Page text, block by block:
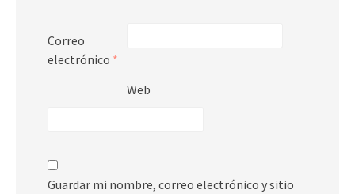
Correo
electrónico *
Web
Guardar mi nombre, correo electrónico y sitio